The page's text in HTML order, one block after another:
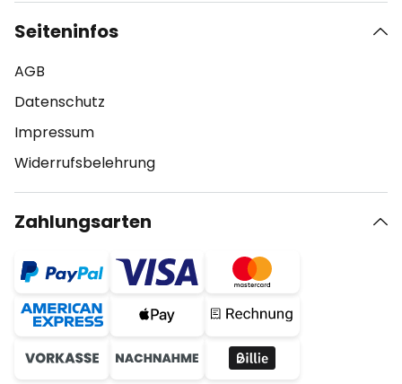
Seiteninfos
AGB
Datenschutz
Impressum
Widerrufsbelehrung
Zahlungsarten